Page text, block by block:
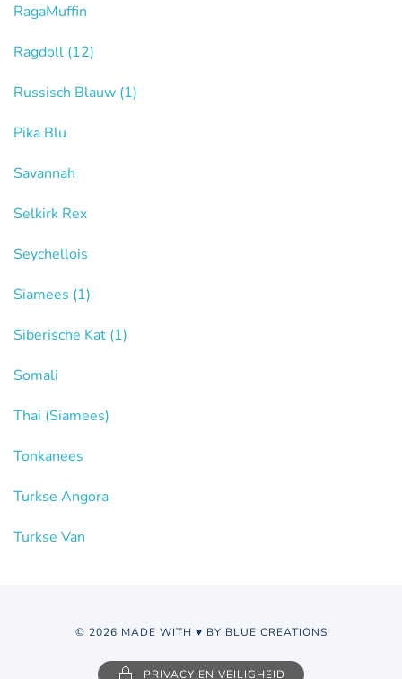
RagaMuffin
Ragdoll (12)
Russisch Blauw (1)
Pika Blu
Savannah
Selkirk Rex
Seychellois
Siamees (1)
Siberische Kat (1)
Somali
Thai (Siamees)
Tonkanees
Turkse Angora
Turkse Van
© 2026 MADE WITH ♥ BY BLUE CREATIONS
PRIVACY EN VEILIGHEID